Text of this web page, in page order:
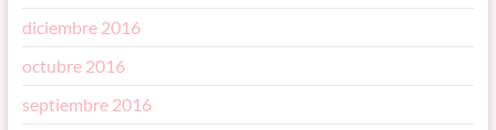
diciembre 2016
octubre 2016
septiembre 2016